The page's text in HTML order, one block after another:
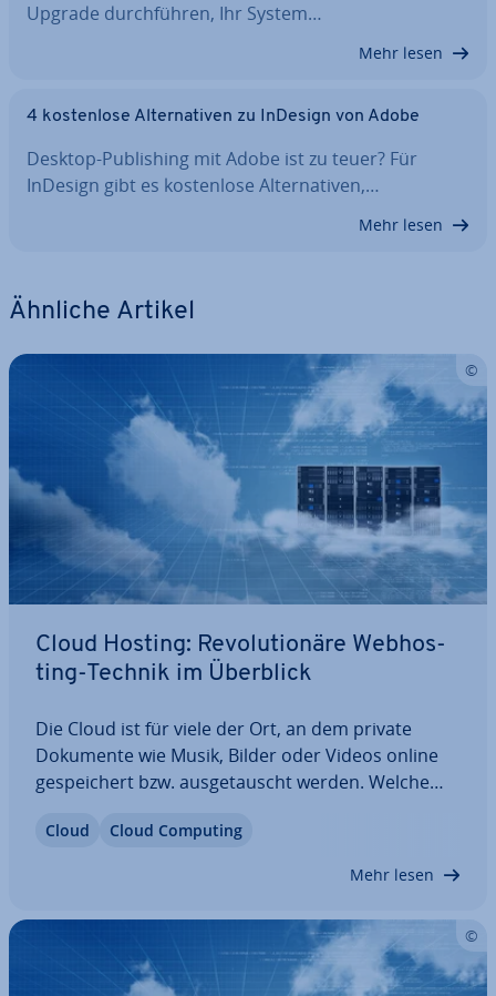
Upgrade durch­füh­ren, Ihr System…
Mehr lesen
4 kos­ten­lo­se Al­ter­na­ti­ven zu InDesign von Adobe
Desktop-Pu­bli­shing mit Adobe ist zu teuer? Für
InDesign gibt es kos­ten­lo­se Al­ter­na­ti­ven,…
Mehr lesen
Ähnliche Artikel
Cloud Hosting: Re­vo­lu­tio­nä­re Web­hos­
ting-Technik im Überblick
Die Cloud ist für viele der Ort, an dem private
Dokumente wie Musik, Bilder oder Videos online
ge­spei­chert bzw. aus­ge­tauscht werden. Welche
meisten hingegen eine wolkige An­ge­le­gen­heit.
Cloud Cloud Computing
Mehr lesen